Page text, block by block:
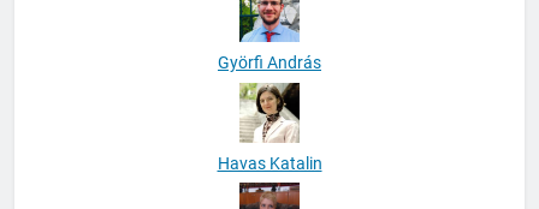
Györfi András
Havas Katalin